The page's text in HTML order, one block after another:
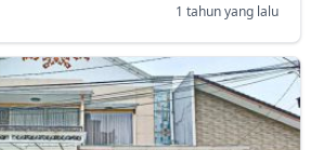
1 tahun yang lalu